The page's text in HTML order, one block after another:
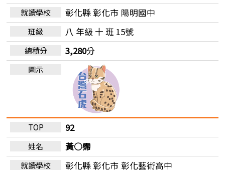
彰化縣 彰化市 陽明國中
八 年級 十 班 15號
3,280分
92
黃○霈
彰化縣 彰化市 彰化藝術高中